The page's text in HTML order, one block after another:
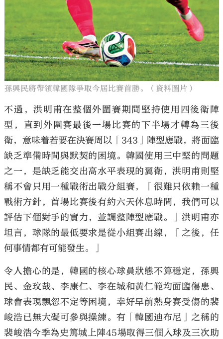
孫興民將帶領韓國隊爭取今屆比賽首勝。（資料圖片）
不過，洪明甫在整個外圍賽期間堅持使用四後衛陣
型，直到外圍賽最後一場比賽的下半場才轉為三後
衛，意味着若要在決賽周以「343」陣型應戰，將面臨
缺乏準備時間與默契的困境。韓國使用三中堅的問題
之一，是缺乏能交出高水平表現的翼衛，洪明甫則堅
稱不會只用一種戰術出戰分組賽，「很難只依賴一種
戰術方針，首場比賽後有約六天休息時間，我們可以
評估下個對手的實力，並調整陣型應戰。」洪明甫亦
坦言，球隊的最低要求是從小組賽出線，「之後，任
何事情都有可能發生。」
令人擔心的是，韓國的核心球員狀態不算穩定，孫興
民、金玟哉、李康仁、李在城和黃仁範均面臨傷患、
球會表現飄忽不定等困境，幸好早前熱身賽受傷的裴
峻浩已無大礙可參與操練。有「韓國迪布尼」之稱的
裴峻浩今季為史篤城上陣45場取得三個入球及三次助